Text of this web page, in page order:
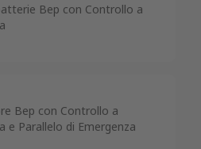
Bep con Controllo a
Bep con Controllo a
e Parallelo di Emergenza